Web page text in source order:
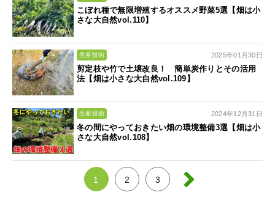
こぼれ種で無限増殖するオススメ野菜5選【畑は小
さな大自然vol.110】
生産技術 2025年01月30日
剪定枝や竹で土壌改良！ 簡単炭作りとその活用
法【畑は小さな大自然vol.109】
生産技術 2024年12月31日
冬の間にやっておきたい畑の環境整備3選【畑は小
さな大自然vol.108】
1 2 3